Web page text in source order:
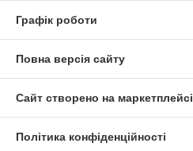
Графік роботи
Повна версія сайту
Сайт створено на маркетплейсі
Політика конфіденційності